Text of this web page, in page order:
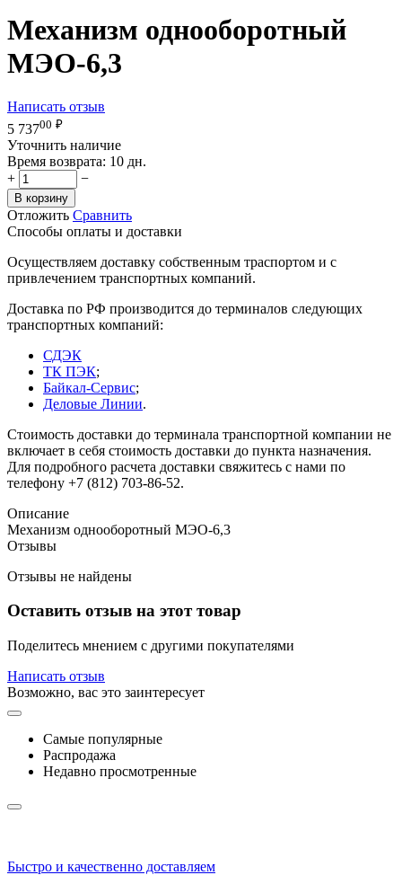
Механизм однооборотный
МЭО-6,3
Написать отзыв
5 73700 ₽
Уточнить наличие
Время возврата: 10 дн.
+
−
В корзину
Отложить Сравнить
Способы оплаты и доставки
Осуществляем доставку собственным траспортом и с
привлечением транспортных компаний.
Доставка по РФ производится до терминалов следующих
транспортных компаний:
СДЭК
ТК ПЭК;
Байкал-Сервис;
Деловые Линии.
Стоимость доставки до терминала транспортной компании не
включает в себя стоимость доставки до пункта назначения.
Для подробного расчета доставки свяжитесь с нами по
телефону +7 (812) 703-86-52.
Описание
Механизм однооборотный МЭО-6,3
Отзывы
Отзывы не найдены
Оставить отзыв на этот товар
Поделитесь мнением с другими покупателями
Написать отзыв
Возможно, вас это заинтересует
Самые популярные
Распродажа
Недавно просмотренные
Быстро и качественно доставляем